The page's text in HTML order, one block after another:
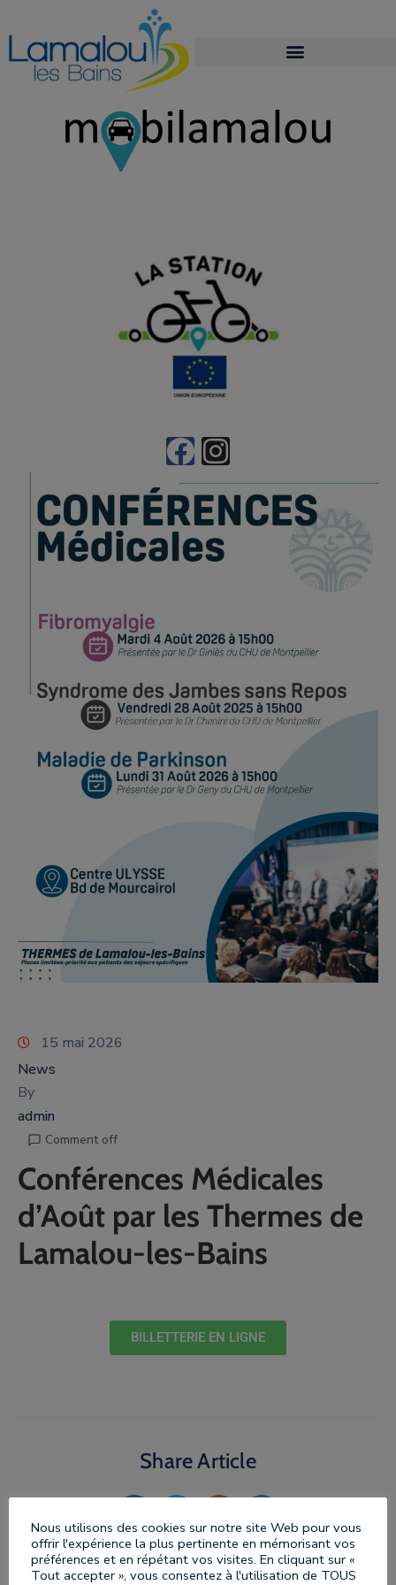
15 mai 2026
News
By
admin
Comment off
Conférences Médicales
d’Août par les Thermes de
Lamalou-les-Bains
BILLETTERIE EN LIGNE
Share Article
Nous utilisons des cookies sur notre site Web pour vous
offrir l'expérience la plus pertinente en mémorisant vos
préférences et en répétant vos visites. En cliquant sur «
Tout accepter », vous consentez à l'utilisation de TOUS